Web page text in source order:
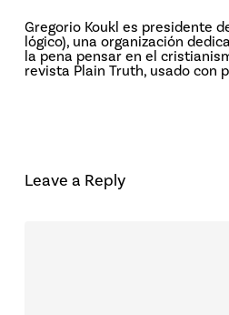
Gregorio Koukl es presidente
lógico), una organización
la pena pensar en el
revista Plain Truth, usado con
Leave a Reply